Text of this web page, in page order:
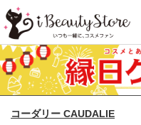
コーダリー CAUDALIE